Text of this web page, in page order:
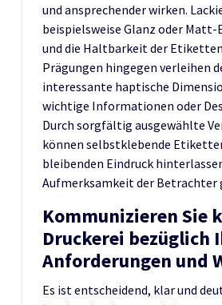
und ansprechender wirken.
beispielsweise Glanz oder Matt-
und die Haltbarkeit der
Prägungen hingegen verleihen
interessante haptische
wichtige Informationen oder
Durch sorgfältig ausgewählte
können selbstklebende
bleibenden Eindruck
Aufmerksamkeit der Betrachter
Kommunizieren Sie
Druckerei bezüglich
Anforderungen und
Es ist entscheidend, klar und